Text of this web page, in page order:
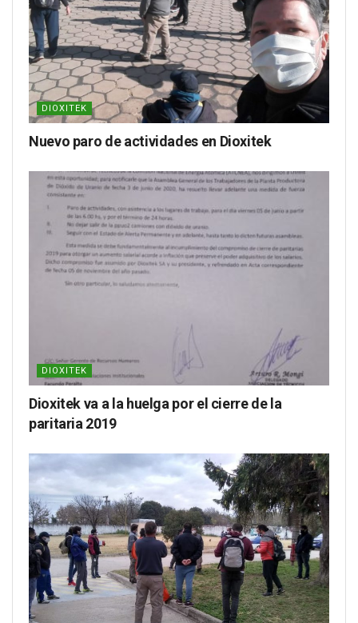
DIOXITEK
Nuevo paro de actividades en Dioxitek
DIOXITEK
Dioxitek va a la huelga por el cierre de la
paritaria 2019